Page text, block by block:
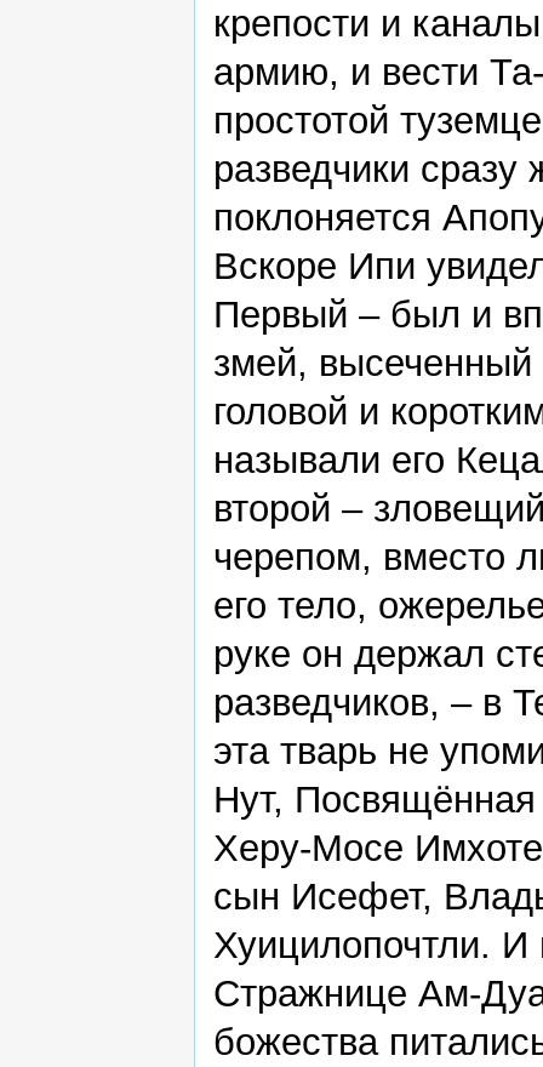
крепости и
армию, и вести
простотой
разведчики сразу
поклоняется
Вскоре Ипи
Первый – был и
змей, высеченный
головой и
называли его
второй –
черепом, вместо
его тело,
руке он держал
разведчиков, – в
эта тварь не
Нут, Посвящённая
Херу-Мосе
сын Исефет,
Хуицилопочтли. И
Стражнице Ам-
божества